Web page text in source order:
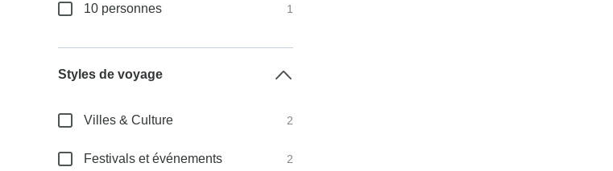
10 personnes 1
Styles de voyage
Villes & Culture 2
Festivals et événements 2